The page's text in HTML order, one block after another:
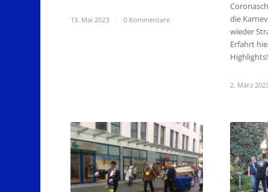
13. Mai 2023 / 0 Kommentare
die
wieder
Erfahrt
Highlights!
2. März